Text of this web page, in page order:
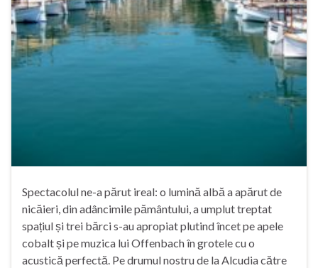
Spectacolul ne-a părut ireal: o lumină albă a apărut de
nicăieri, din adâncimile pământului, a umplut treptat
spațiul și trei bărci s-au apropiat plutind încet pe apele
cobalt și pe muzica lui Offenbach în grotele cu o
acustică perfectă. Pe drumul nostru de la Alcudia către